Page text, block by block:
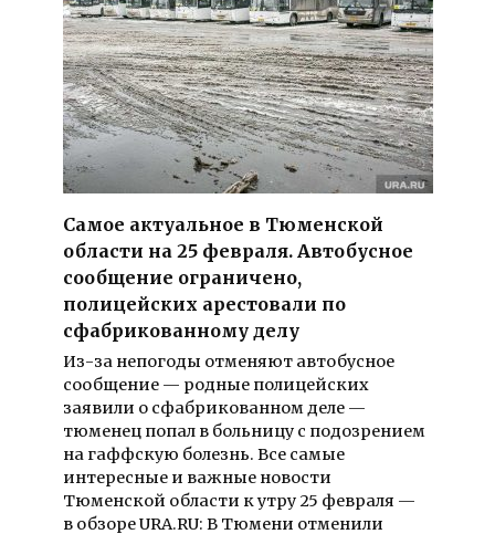
Самое актуальное в Тюменской
области на 25 февраля. Автобусное
сообщение ограничено,
полицейских арестовали по
сфабрикованному делу
Из-за непогоды отменяют автобусное
сообщение — родные полицейских
заявили о сфабрикованном деле —
тюменец попал в больницу с подозрением
на гаффскую болезнь. Все самые
интересные и важные новости
Тюменской области к утру 25 февраля —
в обзоре URA.RU: В Тюмени отменили